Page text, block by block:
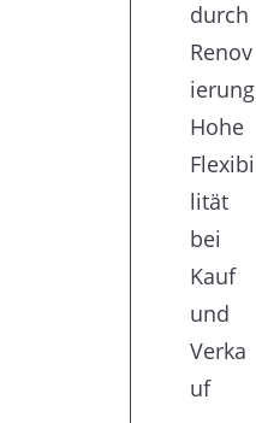
durch
Renov
ierung
Hohe
Flexibi
lität
bei
Kauf
und
Verka
uf